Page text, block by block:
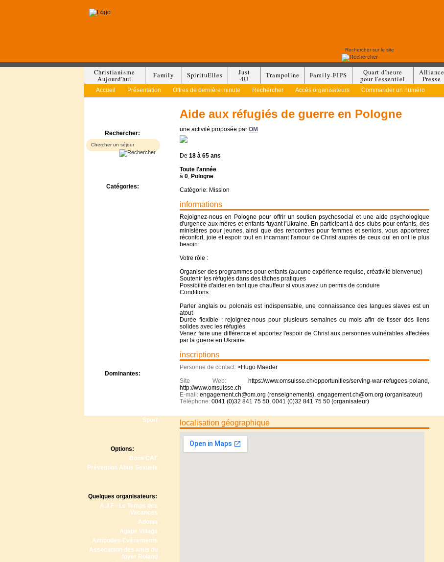
Christianisme
Aujourd'hui
Family SpirituElles
Just
4U
Trampoline Family-FIPS
Quart d'heure
pour l'essentiel
Alliance
Presse
Accueil Présentation Offres de dernière minute Rechercher Accès organisateurs Commander un numéro
Rechercher:
Catégories:
Dominantes:
Sport
Options:
Bons CAF
Prévention Abus Sexuels
Quelques organisateurs:
A.J.F - Le Temps des
Vacances
Adonia
Agape Village
Antipodes-Evénements
Association des amis du
foyer Roland
Aide aux réfugiés de guerre en Pologne
une activité proposée par OM
De 18 à 65 ans
Toute l'année
à 0, Pologne
Catégorie: Mission
informations
Rejoignez-nous en Pologne pour offrir un soutien psychosocial et une aide psychologique
d'urgence aux mères et enfants fuyant l'Ukraine. En participant à des clubs pour enfants, des
ministères pour jeunes, ainsi que des rencontres pour femmes et seniors, vous apporterez
réconfort, joie et espoir tout en incarnant l'amour de Christ auprès de ceux qui en ont le plus
besoin.
Votre rôle :
Organiser des programmes pour enfants (aucune expérience requise, créativité bienvenue)
Soutenir les réfugiés dans des tâches pratiques
Possibilité d'aider en tant que chauffeur si vous avez un permis de conduire
Conditions :
Parler anglais ou polonais est indispensable, une connaissance des langues slaves est un
atout
Durée flexible : rejoignez-nous pour plusieurs semaines ou mois afin de tisser des liens
solides avec les réfugiés
Venez faire une différence et apportez l'espoir de Christ aux personnes vulnérables affectées
par la guerre en Ukraine.
inscriptions
Personne de contact: >Hugo Maeder
Site Web: https://www.omsuisse.ch/opportunities/serving-war-refugees-poland ,
http://www.omsuisse.ch
E-mail: engagement.ch@om.org (renseignements), engagement.ch@om.org (organisateur)
Téléphone: 0041 (0)32 841 75 50, 0041 (0)32 841 75 50 (organisateur)
localisation géographique